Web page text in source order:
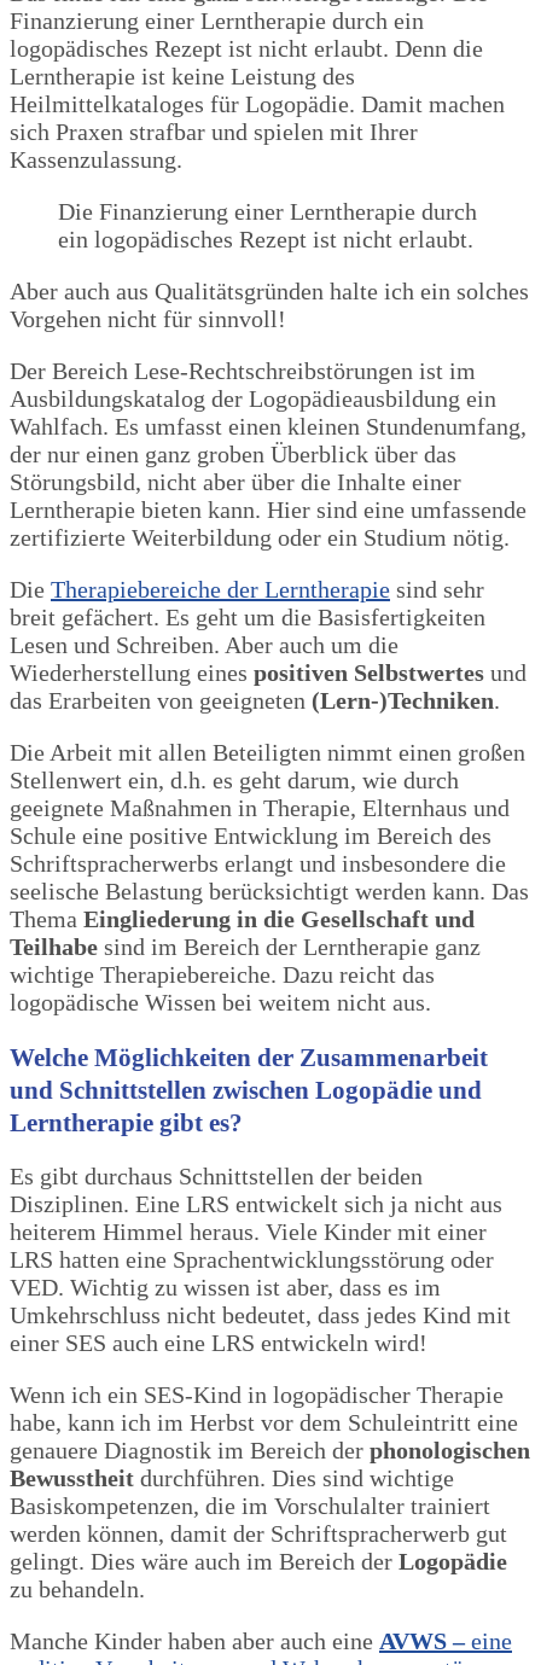
Finanzierung einer Lerntherapie durch ein
logopädisches Rezept ist nicht erlaubt. Denn die
Lerntherapie ist keine Leistung des
Heilmittelkataloges für Logopädie. Damit machen
sich Praxen strafbar und spielen mit Ihrer
Kassenzulassung.
Die Finanzierung einer Lerntherapie durch
ein logopädisches Rezept ist nicht erlaubt.
Aber auch aus Qualitätsgründen halte ich ein solches
Vorgehen nicht für sinnvoll!
Der Bereich Lese-Rechtschreibstörungen ist im
Ausbildungskatalog der Logopädieausbildung ein
Wahlfach. Es umfasst einen kleinen Stundenumfang,
der nur einen ganz groben Überblick über das
Störungsbild, nicht aber über die Inhalte einer
Lerntherapie bieten kann. Hier sind eine umfassende
zertifizierte Weiterbildung oder ein Studium nötig.
Die Therapiebereiche der Lerntherapie sind sehr
breit gefächert. Es geht um die Basisfertigkeiten
Lesen und Schreiben. Aber auch um die
Wiederherstellung eines positiven Selbstwertes und
das Erarbeiten von geeigneten (Lern-)Techniken.
Die Arbeit mit allen Beteiligten nimmt einen großen
Stellenwert ein, d.h. es geht darum, wie durch
geeignete Maßnahmen in Therapie, Elternhaus und
Schule eine positive Entwicklung im Bereich des
Schriftspracherwerbs erlangt und insbesondere die
seelische Belastung berücksichtigt werden kann. Das
Thema Eingliederung in die Gesellschaft und
Teilhabe sind im Bereich der Lerntherapie ganz
wichtige Therapiebereiche. Dazu reicht das
logopädische Wissen bei weitem nicht aus.
Welche Möglichkeiten der Zusammenarbeit
und Schnittstellen zwischen Logopädie und
Lerntherapie gibt es?
Es gibt durchaus Schnittstellen der beiden
Disziplinen. Eine LRS entwickelt sich ja nicht aus
heiterem Himmel heraus. Viele Kinder mit einer
LRS hatten eine Sprachentwicklungsstörung oder
VED. Wichtig zu wissen ist aber, dass es im
Umkehrschluss nicht bedeutet, dass jedes Kind mit
einer SES auch eine LRS entwickeln wird!
Wenn ich ein SES-Kind in logopädischer Therapie
habe, kann ich im Herbst vor dem Schuleintritt eine
genauere Diagnostik im Bereich der phonologischen
Bewusstheit durchführen. Dies sind wichtige
Basiskompetenzen, die im Vorschulalter trainiert
werden können, damit der Schriftspracherwerb gut
gelingt. Dies wäre auch im Bereich der Logopädie
zu behandeln.
Manche Kinder haben aber auch eine AVWS –eine